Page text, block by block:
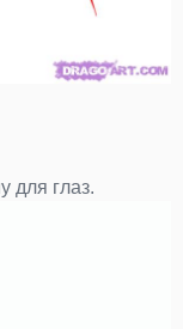
для глаз.